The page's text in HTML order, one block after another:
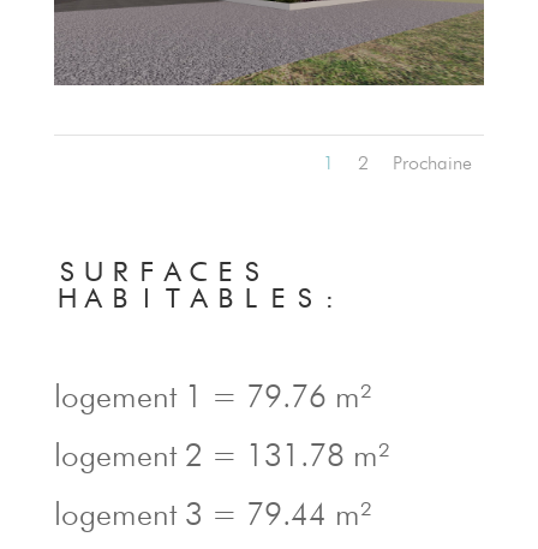
1 2 Prochaine
SURFACES
HABITABLES:
logement 1 = 79.76 m²
logement 2 = 131.78 m²
logement 3 = 79.44 m²